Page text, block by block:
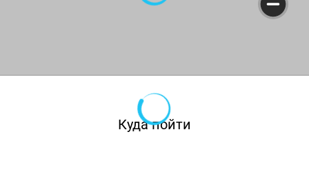
Куда пойти